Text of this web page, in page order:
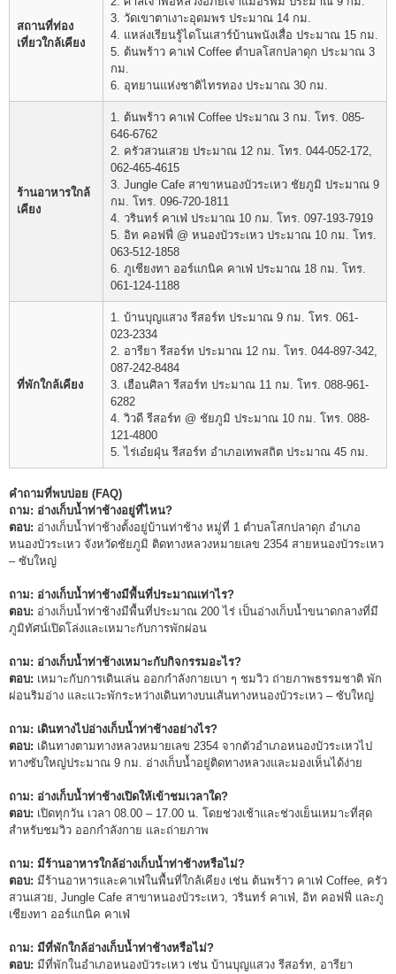
สถานที่ท่อง
เที่ยวใกล้เคียง
3. วัดเขาตาเงาะอุดมพร ประมาณ 14 กม.
4. แหล่งเรียนรู้ไดโนเสาร์บ้านพนังเสื่อ ประมาณ 15 กม.
5. ต้นพร้าว คาเฟ่ Coffee ตำบลโสกปลาดุก ประมาณ 3
กม.
6. อุทยานแห่งชาติไทรทอง ประมาณ 30 กม.
ร้านอาหารใกล้
เคียง
1. ต้นพร้าว คาเฟ่ Coffee ประมาณ 3 กม. โทร. 085-
646-6762
2. ครัวสวนเสวย ประมาณ 12 กม. โทร. 044-052-172,
062-465-4615
3. Jungle Cafe สาขาหนองบัวระเหว ชัยภูมิ ประมาณ 9
กม. โทร. 096-720-1811
4. วรินทร์ คาเฟ่ ประมาณ 10 กม. โทร. 097-193-7919
5. อิท คอฟฟี่ @ หนองบัวระเหว ประมาณ 10 กม. โทร.
063-512-1858
6. ภูเชียงทา ออร์แกนิค คาเฟ่ ประมาณ 18 กม. โทร.
061-124-1188
ที่พักใกล้เคียง
1. บ้านบุญแสวง รีสอร์ท ประมาณ 9 กม. โทร. 061-
023-2334
2. อารียา รีสอร์ท ประมาณ 12 กม. โทร. 044-897-342,
087-242-8484
3. เฮือนศิลา รีสอร์ท ประมาณ 11 กม. โทร. 088-961-
6282
4. วิวดี รีสอร์ท @ ชัยภูมิ ประมาณ 10 กม. โทร. 088-
121-4800
5. ไร่เอ๋ยฝุ่น รีสอร์ท อำเภอเทพสถิต ประมาณ 45 กม.
คำถามที่พบบ่อย (FAQ)
ถาม: อ่างเก็บน้ำท่าช้างอยู่ที่ไหน?
ตอบ: อ่างเก็บน้ำท่าช้างตั้งอยู่บ้านท่าช้าง หมู่ที่ 1 ตำบลโสกปลาดุก อำเภอ
หนองบัวระเหว จังหวัดชัยภูมิ ติดทางหลวงหมายเลข 2354 สายหนองบัวระเหว
– ซับใหญ่
ถาม: อ่างเก็บน้ำท่าช้างมีพื้นที่ประมาณเท่าไร?
ตอบ: อ่างเก็บน้ำท่าช้างมีพื้นที่ประมาณ 200 ไร่ เป็นอ่างเก็บน้ำขนาดกลางที่มี
ภูมิทัศน์เปิดโล่งและเหมาะกับการพักผ่อน
ถาม: อ่างเก็บน้ำท่าช้างเหมาะกับกิจกรรมอะไร?
ตอบ: เหมาะกับการเดินเล่น ออกกำลังกายเบา ๆ ชมวิว ถ่ายภาพธรรมชาติ พัก
ผ่อนริมอ่าง และแวะพักระหว่างเดินทางบนเส้นทางหนองบัวระเหว – ซับใหญ่
ถาม: เดินทางไปอ่างเก็บน้ำท่าช้างอย่างไร?
ตอบ: เดินทางตามทางหลวงหมายเลข 2354 จากตัวอำเภอหนองบัวระเหวไป
ทางซับใหญ่ประมาณ 9 กม. อ่างเก็บน้ำอยู่ติดทางหลวงและมองเห็นได้ง่าย
ถาม: อ่างเก็บน้ำท่าช้างเปิดให้เข้าชมเวลาใด?
ตอบ: เปิดทุกวัน เวลา 08.00 – 17.00 น. โดยช่วงเช้าและช่วงเย็นเหมาะที่สุด
สำหรับชมวิว ออกกำลังกาย และถ่ายภาพ
ถาม: มีร้านอาหารใกล้อ่างเก็บน้ำท่าช้างหรือไม่?
ตอบ: มีร้านอาหารและคาเฟ่ในพื้นที่ใกล้เคียง เช่น ต้นพร้าว คาเฟ่ Coffee, ครัว
สวนเสวย, Jungle Cafe สาขาหนองบัวระเหว, วรินทร์ คาเฟ่, อิท คอฟฟี่ และภู
เชียงทา ออร์แกนิค คาเฟ่
ถาม: มีที่พักใกล้อ่างเก็บน้ำท่าช้างหรือไม่?
ตอบ: มีที่พักในอำเภอหนองบัวระเหว เช่น บ้านบุญแสวง รีสอร์ท, อารียา